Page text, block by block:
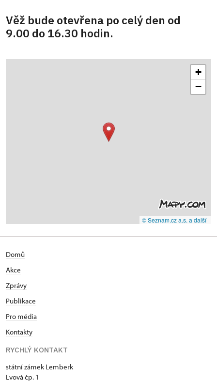
Věž bude otevřena po celý den od
9.00 do 16.30 hodin.
+
−
© Seznam.cz a.s. a další
Domů
Akce
Zprávy
Publikace
Pro média
Kontakty
RYCHLÝ KONTAKT
státní zámek Lemberk
Lvová čp. 1